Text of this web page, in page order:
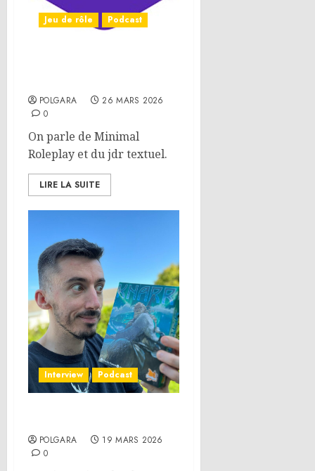
Jeu de rôle Podcast
POLGARA
26 MARS 2026
0
On parle de Minimal
Roleplay et du jdr textuel.
LIRE LA SUITE
Interview Podcast
POLGARA
19 MARS 2026
0